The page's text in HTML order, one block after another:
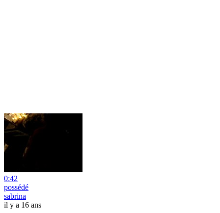
0:42
possédé
sabrina
il y a 16 ans